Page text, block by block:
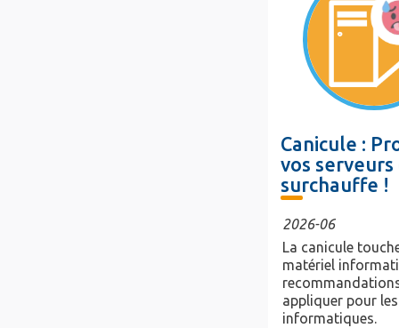
Canicule :
vos serveurs
surchauffe !
2026-06
La canicule
matériel
appliquer pour
informatiques.